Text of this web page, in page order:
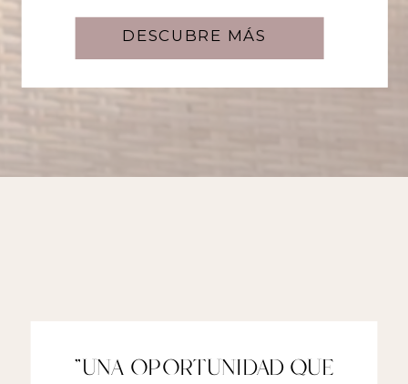
DESCUBRE MÁS
DESCUBRE MÁS
"UNA OPORTUNIDAD QUE